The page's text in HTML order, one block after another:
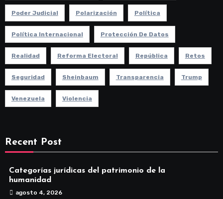
Poder Judicial Polarización Política
Política Internacional Protección De Datos
Realidad Reforma Electoral República Retos
Seguridad Sheinbaum Transparencia Trump
Venezuela Violencia
Recent Post
Categorías jurídicas del patrimonio de la
humanidad
agosto 4, 2026